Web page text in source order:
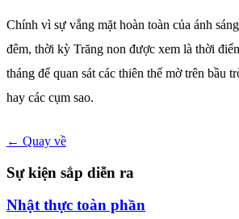
Chính vì sự vắng mặt hoàn toàn của ánh
đêm, thời kỳ Trăng non được xem là thời
tháng để quan sát các thiên thể mờ trên bầu
hay các cụm sao.
← Quay về
Sự kiện sắp diễn ra
Nhật thực toàn phần